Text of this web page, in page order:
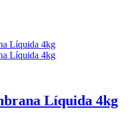
Líquida 4kg